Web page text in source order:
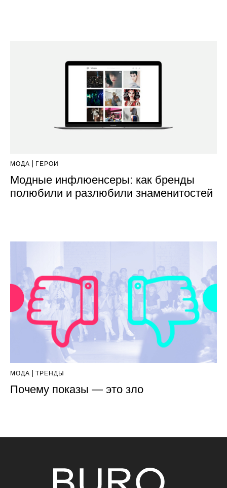
МОДА ГЕРОИ
Модные инфлюенсеры: как бренды
полюбили и разлюбили знаменитостей
МОДА ТРЕНДЫ
Почему показы — это зло